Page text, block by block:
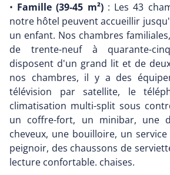
• Famille (39-45 m²): Les 43
notre hôtel peuvent accueillir
un enfant. Nos chambres
de trente-neuf à quarante-
disposent d'un grand lit et de
nos chambres, il y a des
télévision par satellite, le
climatisation multi-split sous
un coffre-fort, un minibar, une
cheveux, une bouilloire, un
peignoir, des chaussons de
lecture confortable. chaises.